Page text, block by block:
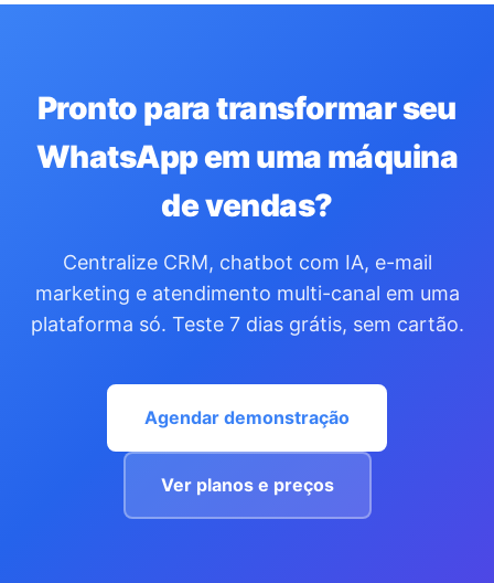
Pronto para transformar seu
WhatsApp em uma máquina
de vendas?
Centralize CRM, chatbot com IA, e-mail
marketing e atendimento multi-canal em uma
plataforma só. Teste 7 dias grátis, sem cartão.
Agendar demonstração
Ver planos e preços